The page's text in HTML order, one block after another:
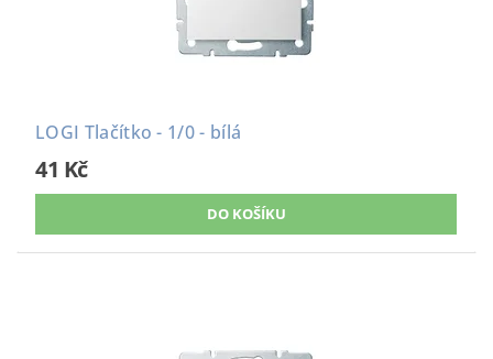
LOGI Tlačítko - 1/0 - bílá
41 Kč